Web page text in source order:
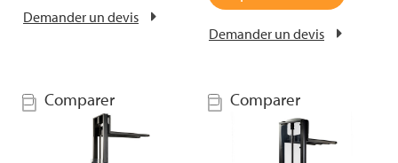
Demander un devis
Demander un devis
Comparer Comparer